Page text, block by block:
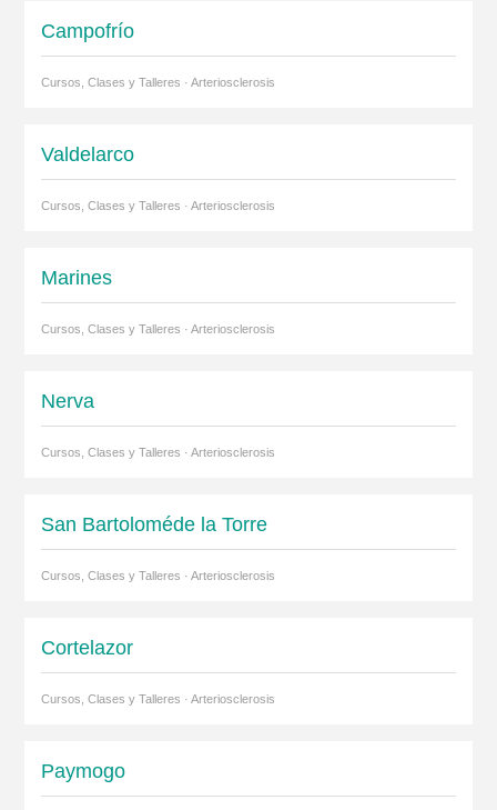
Campofrío
Cursos, Clases y Talleres · Arteriosclerosis
Valdelarco
Cursos, Clases y Talleres · Arteriosclerosis
Marines
Cursos, Clases y Talleres · Arteriosclerosis
Nerva
Cursos, Clases y Talleres · Arteriosclerosis
San Bartoloméde la Torre
Cursos, Clases y Talleres · Arteriosclerosis
Cortelazor
Cursos, Clases y Talleres · Arteriosclerosis
Paymogo